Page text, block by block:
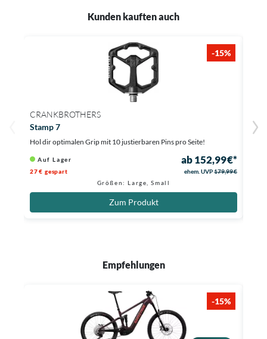
Kunden kauften auch
-15%
CRANKBROTHERS
Stamp 7
Hol dir optimalen Grip mit 10 justierbaren Pins pro Seite!
Auf Lager ab 152,99 €*
27 € gespart ehem. UVP179,99 €
Größen: Large, Small
Zum Produkt
Empfehlungen
-15%